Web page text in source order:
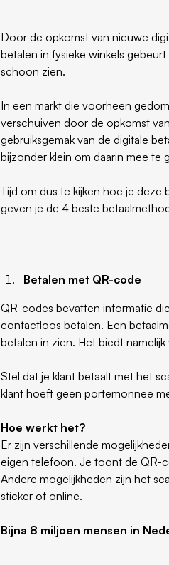
Door de opkomst van nieuwe
betalen in fysieke winkels
schoon zien.
In een markt die voorheen
verschuiven door de opkomst
gebruiksgemak van de digitale
bijzonder klein om daarin mee te
Tijd om dus te kijken hoe je
geven je de 4 beste
Betalen met QR-code
QR-codes bevatten informatie
contactloos betalen. Een
betalen in zien. Het biedt
Stel dat je klant betaalt met het
klant hoeft geen portemonnee
Hoe werkt het?
Er zijn verschillende
eigen telefoon. Je toont de QR-
Andere mogelijkheden zijn het
sticker of online.
Bijna 8 miljoen mensen in